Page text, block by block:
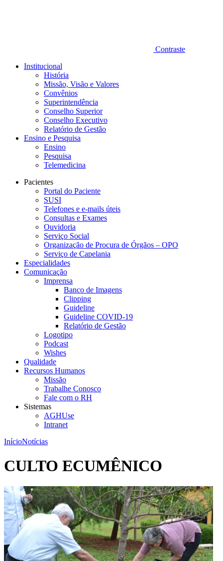
Contraste
Institucional
História
Missão, Visão e Valores
Convênios
Superintendência
Conselho Superior
Conselho Executivo
Relatório de Gestão
Ensino e Pesquisa
Ensino
Pesquisa
Telemedicina
Pacientes
Portal do Paciente
SUSI
Telefones e e-mails úteis
Consultas e Exames
Ouvidoria
Serviço Social
Organização de Procura de Órgãos – OPO
Serviço de Capelania
Especialidades
Comunicação
Imprensa
Banco de Imagens
Clipping
Guideline
Guideline COVID-19
Relatório de Gestão
Logotipo
Podcast
Wishes
Qualidade
Recursos Humanos
Missão
Trabalhe Conosco
Fale com o RH
Sistemas
AGHUse
Intranet
InícioNotícias
CULTO ECUMÊNICO